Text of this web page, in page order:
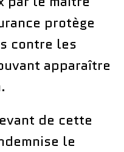
protège
contre les
apparaître
de cette
le